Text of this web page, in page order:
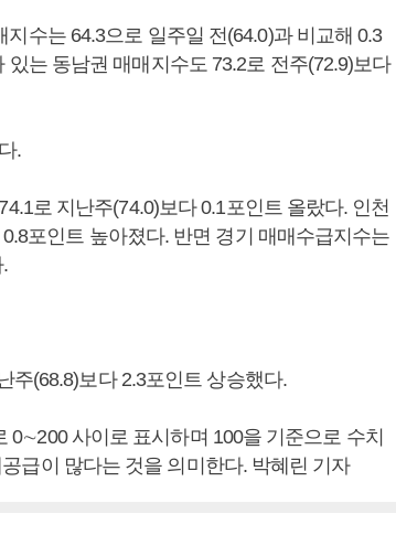
수는 64.3으로 일주일 전(64.0)과 비교해 0.3
있는 동남권 매매지수도 73.2로 전주(72.9)보다
.
로 지난주(74.0)보다 0.1포인트 올랐다. 인천
포인트 높아졌다. 반면 경기 매매수급지수는
주(68.8)보다 2.3포인트 상승했다.
사이로 표시하며 100을 기준으로 수치
급이 많다는 것을 의미한다. 박혜린 기자